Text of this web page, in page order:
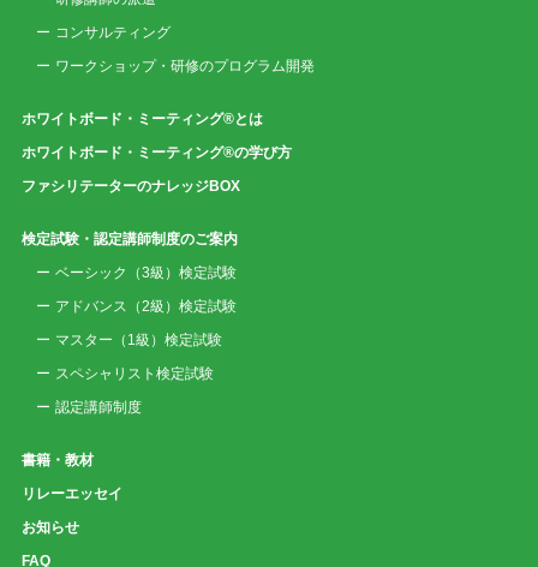
コンサルティング
ワークショップ・研修のプログラム開発
ホワイトボード・ミーティング®とは
ホワイトボード・ミーティング®の学び方
ファシリテーターのナレッジBOX
検定試験・認定講師制度のご案内
ベーシック（3級）検定試験
アドバンス（2級）検定試験
マスター（1級）検定試験
スペシャリスト検定試験
認定講師制度
書籍・教材
リレーエッセイ
お知らせ
FAQ